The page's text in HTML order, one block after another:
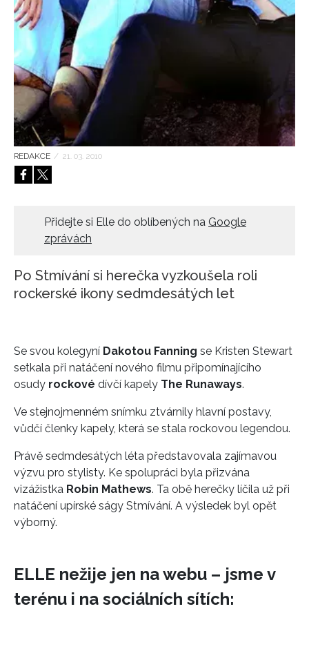
HOME
REDAKCE / 21. 03. 2010
Přidejte si Elle do oblíbených na Google
zprávách
Po Stmívání si herečka vyzkoušela roli
rockerské ikony sedmdesátých let
Se svou kolegyní Dakotou Fanning se Kristen Stewart
setkala při natáčení nového filmu připomínajícího
osudy rockové dívčí kapely The Runaways.
Ve stejnojmenném snímku ztvárnily hlavní postavy,
vůdčí členky kapely, která se stala rockovou legendou.
Právě sedmdesátých léta představovala zajímavou
výzvu pro stylisty. Ke spolupráci byla přizvána
vizážistka Robin Mathews. Ta obě herečky líčila už při
natáčení upírské ságy Stmívání. A výsledek byl opět
výborný.
ELLE nežije jen na webu – jsme v
terénu i na sociálních sítích: